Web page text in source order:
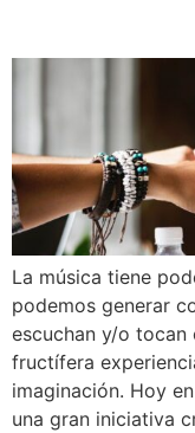
La música tiene
podemos generar
escuchan y/o tocan
fructífera
imaginación. Hoy
una gran iniciativa